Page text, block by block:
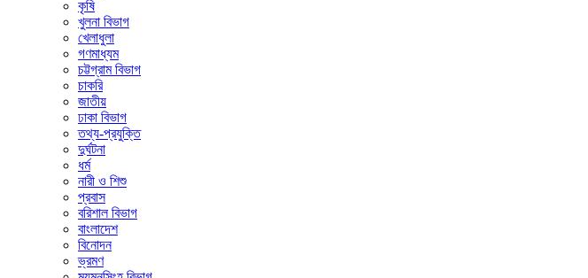
কৃষি
খুলনা বিভাগ
খেলাধুলা
গণমাধ্যম
চট্টগ্রাম বিভাগ
চাকরি
জাতীয়
ঢাকা বিভাগ
তথ্য-প্রযুক্তি
দুর্ঘটনা
ধর্ম
নারী ও শিশু
প্রবাস
বরিশাল বিভাগ
বাংলাদেশ
বিনোদন
ভ্রমণ